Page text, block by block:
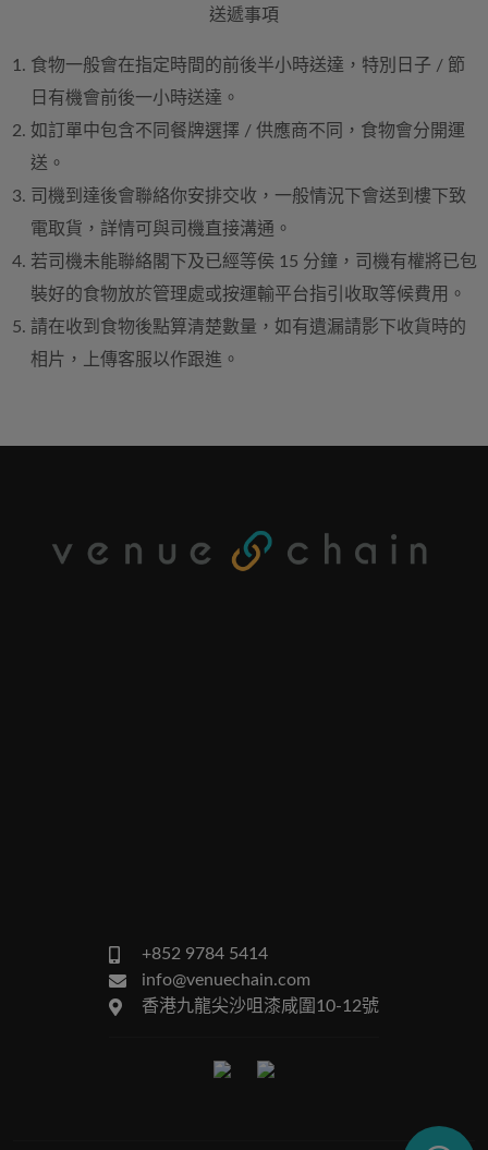
送遞事項
食物一般會在指定時間的前後半小時送達，特別日子 / 節
日有機會前後一小時送達。
如訂單中包含不同餐牌選擇 / 供應商不同，食物會分開運
送。
司機到達後會聯絡你安排交收，一般情況下會送到樓下致
電取貨，詳情可與司機直接溝通。
若司機未能聯絡閣下及已經等侯 15 分鐘，司機有權將已包
裝好的食物放於管理處或按運輸平台指引收取等候費用。
請在收到食物後點算清楚數量，如有遺漏請影下收貨時的
相片，上傳客服以作跟進。
+852 9784 5414
info@venuechain.com
香港九龍尖沙咀漆咸圍10-12號